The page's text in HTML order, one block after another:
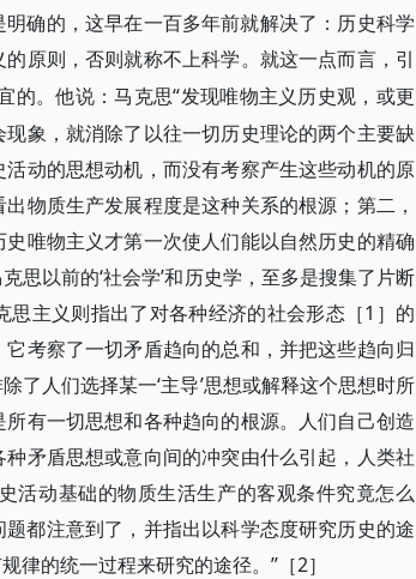
确的，这早在一百多年前就解决了：历史科学
原则，否则就称不上科学。就这一点而言，引
的。他说：马克思“发现唯物主义历史观，或更
象，就消除了以往一切历史理论的两个主要缺
动的思想动机，而没有考察产生这些动机的原
物质生产发展程度是这种关系的根源；第二，
唯物主义才第一次使人们能以自然历史的精确
思以前的‘社会学’和历史学，至多是搜集了片断
主义则指出了对各种经济的社会形态［1］的
考察了一切矛盾趋向的总和，并把这些趋向归
了人们选择某一‘主导’思想或解释这个思想时所
有一切思想和各种趋向的根源。人们自己创造
矛盾思想或意向间的冲突由什么引起，人类社
活动基础的物质生活生产的客观条件究竟怎么
都注意到了，并指出以科学态度研究历史的途
律的统一过程来研究的途径。”［2］